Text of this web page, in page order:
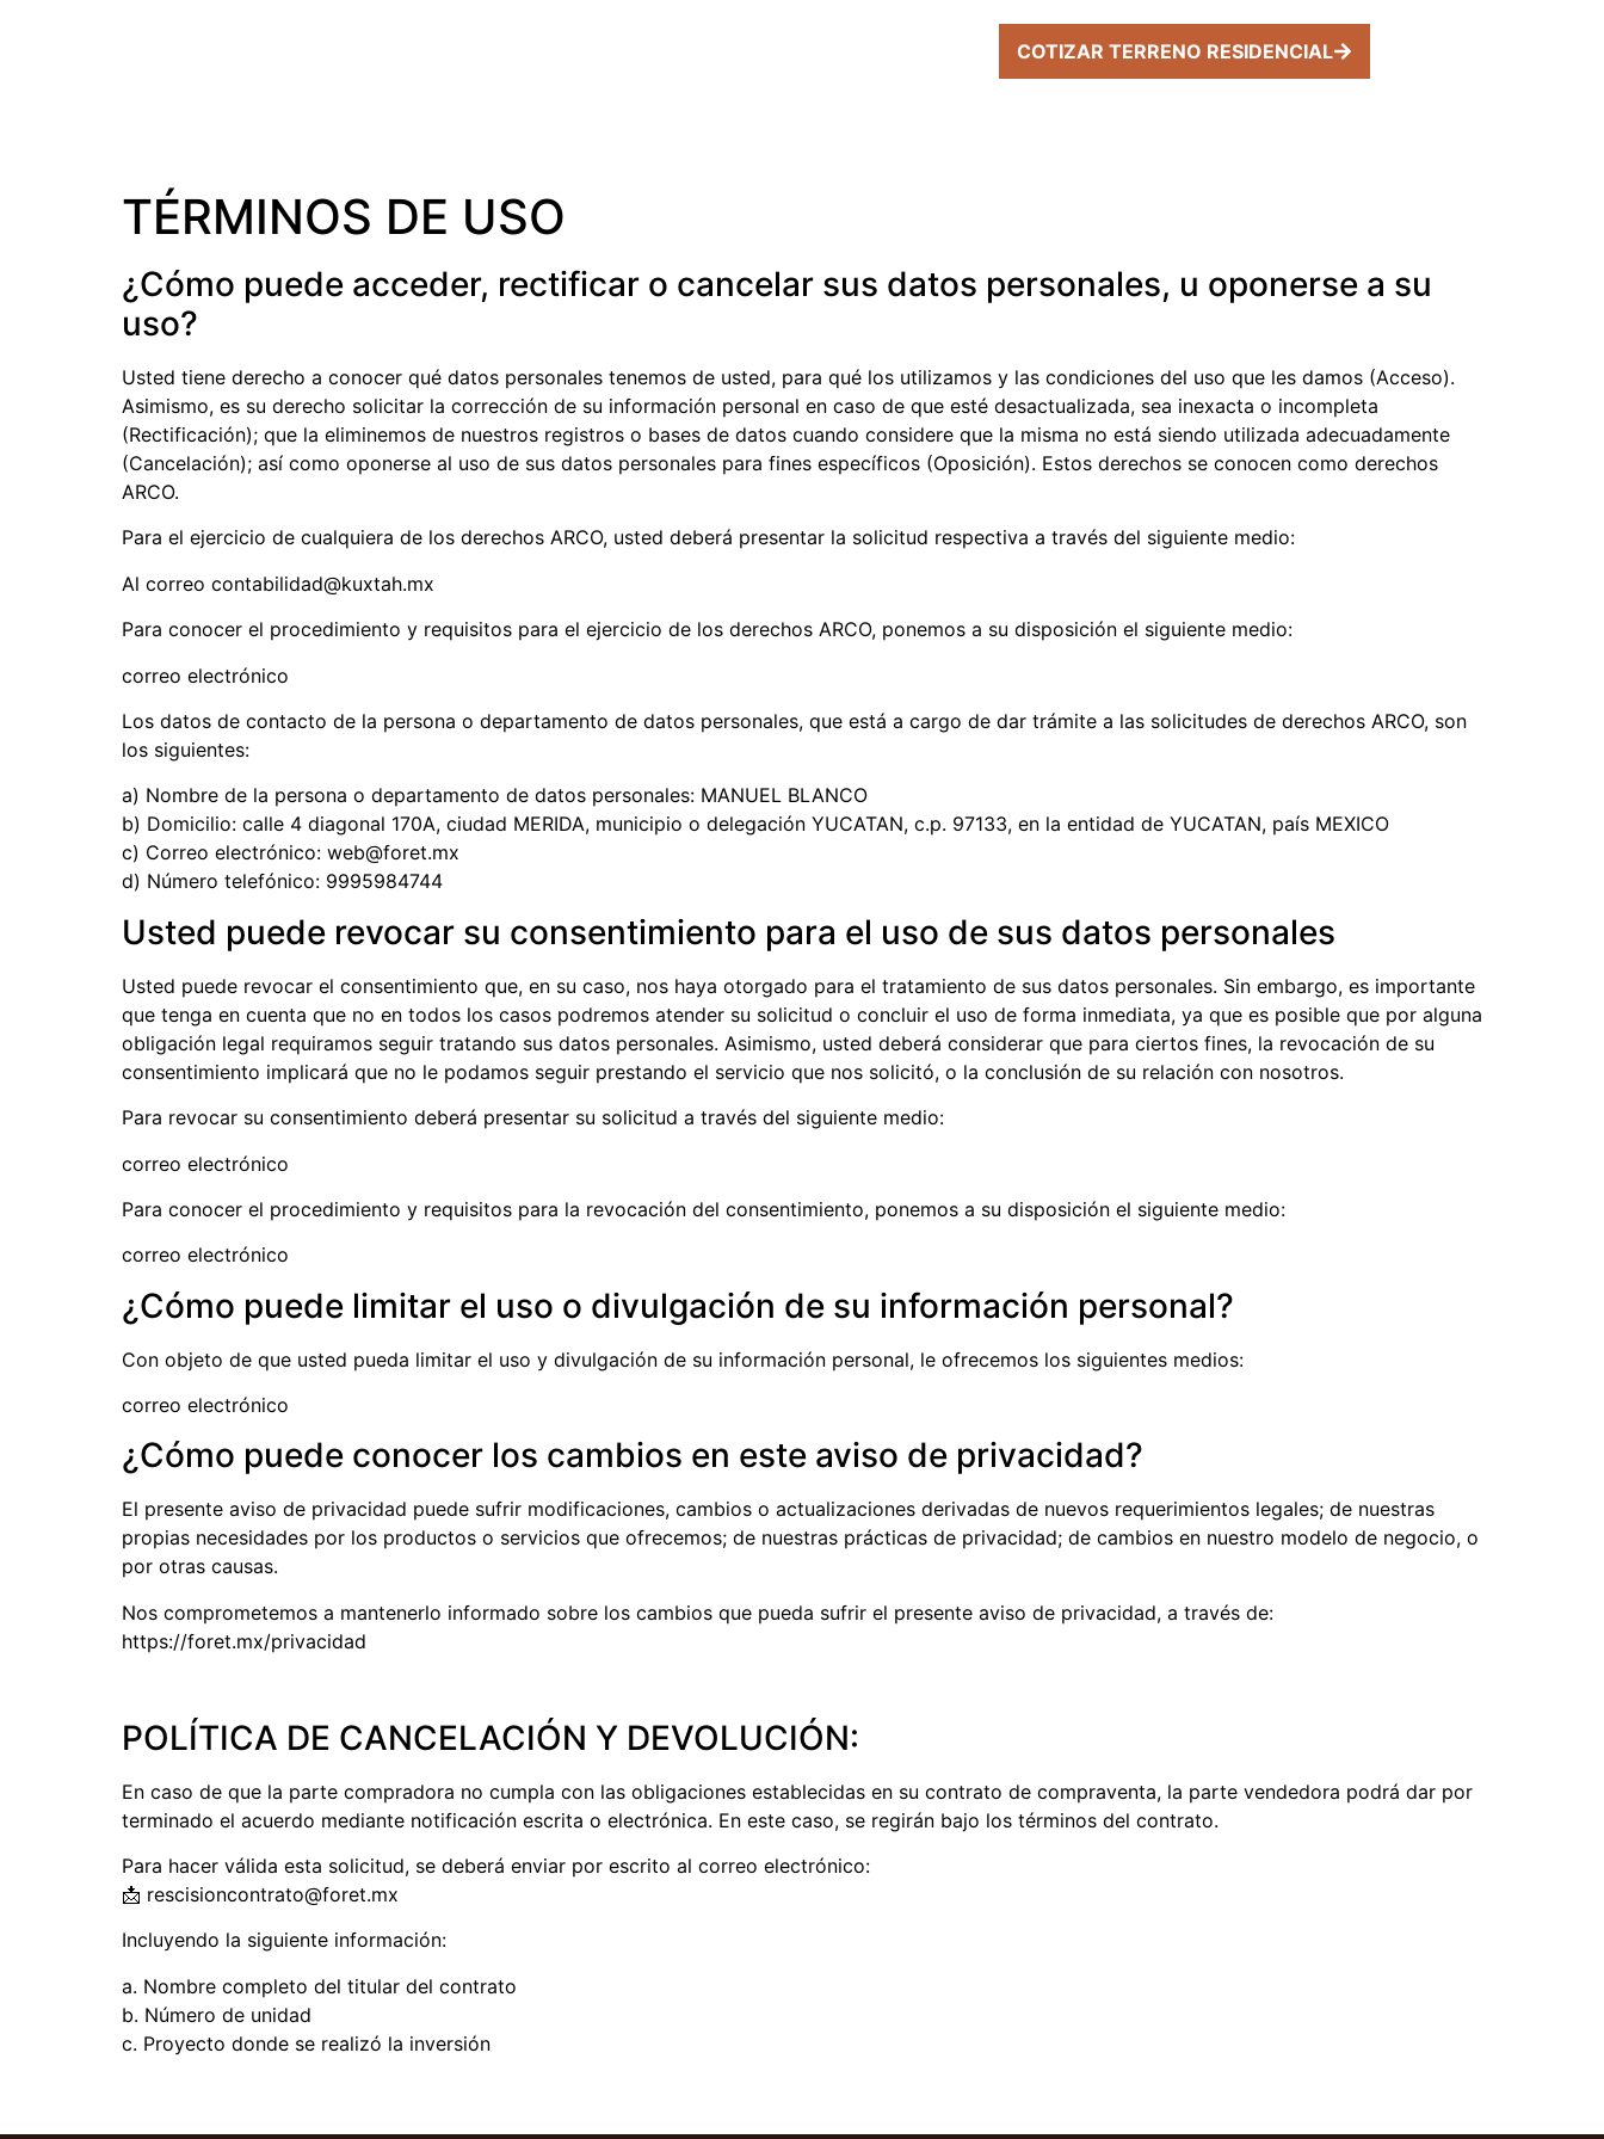
COTIZAR TERRENO RESIDENCIAL
TÉRMINOS DE USO
¿Cómo puede acceder, rectificar o cancelar sus datos personales, u oponerse a su
uso?
Usted tiene derecho a conocer qué datos personales tenemos de usted, para qué los utilizamos y las condiciones del uso que les damos (Acceso).
Asimismo, es su derecho solicitar la corrección de su información personal en caso de que esté desactualizada, sea inexacta o incompleta
(Rectificación); que la eliminemos de nuestros registros o bases de datos cuando considere que la misma no está siendo utilizada adecuadamente
(Cancelación); así como oponerse al uso de sus datos personales para fines específicos (Oposición). Estos derechos se conocen como derechos
ARCO.
Para el ejercicio de cualquiera de los derechos ARCO, usted deberá presentar la solicitud respectiva a través del siguiente medio:
Al correo contabilidad@kuxtah.mx
Para conocer el procedimiento y requisitos para el ejercicio de los derechos ARCO, ponemos a su disposición el siguiente medio:
correo electrónico
Los datos de contacto de la persona o departamento de datos personales, que está a cargo de dar trámite a las solicitudes de derechos ARCO, son
los siguientes:
a) Nombre de la persona o departamento de datos personales: MANUEL BLANCO
b) Domicilio: calle 4 diagonal 170A, ciudad MERIDA, municipio o delegación YUCATAN, c.p. 97133, en la entidad de YUCATAN, país MEXICO
c) Correo electrónico: web@foret.mx
d) Número telefónico: 9995984744
Usted puede revocar su consentimiento para el uso de sus datos personales
Usted puede revocar el consentimiento que, en su caso, nos haya otorgado para el tratamiento de sus datos personales. Sin embargo, es importante
que tenga en cuenta que no en todos los casos podremos atender su solicitud o concluir el uso de forma inmediata, ya que es posible que por alguna
obligación legal requiramos seguir tratando sus datos personales. Asimismo, usted deberá considerar que para ciertos fines, la revocación de su
consentimiento implicará que no le podamos seguir prestando el servicio que nos solicitó, o la conclusión de su relación con nosotros.
Para revocar su consentimiento deberá presentar su solicitud a través del siguiente medio:
correo electrónico
Para conocer el procedimiento y requisitos para la revocación del consentimiento, ponemos a su disposición el siguiente medio:
correo electrónico
¿Cómo puede limitar el uso o divulgación de su información personal?
Con objeto de que usted pueda limitar el uso y divulgación de su información personal, le ofrecemos los siguientes medios:
correo electrónico
¿Cómo puede conocer los cambios en este aviso de privacidad?
El presente aviso de privacidad puede sufrir modificaciones, cambios o actualizaciones derivadas de nuevos requerimientos legales; de nuestras
propias necesidades por los productos o servicios que ofrecemos; de nuestras prácticas de privacidad; de cambios en nuestro modelo de negocio, o
por otras causas.
Nos comprometemos a mantenerlo informado sobre los cambios que pueda sufrir el presente aviso de privacidad, a través de:
https://foret.mx/privacidad
POLÍTICA DE CANCELACIÓN Y DEVOLUCIÓN:
En caso de que la parte compradora no cumpla con las obligaciones establecidas en su contrato de compraventa, la parte vendedora podrá dar por
terminado el acuerdo mediante notificación escrita o electrónica. En este caso, se regirán bajo los términos del contrato.
Para hacer válida esta solicitud, se deberá enviar por escrito al correo electrónico:
📩 rescisioncontrato@foret.mx
Incluyendo la siguiente información:
a. Nombre completo del titular del contrato
b. Número de unidad
c. Proyecto donde se realizó la inversión